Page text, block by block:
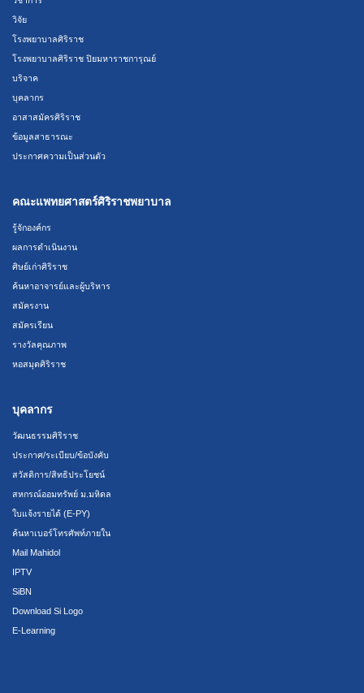
วิจัย
โรงพยาบาลศิริราช
โรงพยาบาลศิริราช ปิยมหาราชการุณย์
บริจาค
บุคลากร
อาสาสมัครศิริราช
ข้อมูลสาธารณะ
ประกาศความเป็นส่วนตัว
คณะแพทยศาสตร์ศิริราชพยาบาล
รู้จักองค์กร
ผลการดำเนินงาน
ศิษย์เก่าศิริราช
ค้นหาอาจารย์และผู้บริหาร
สมัครงาน
สมัครเรียน
รางวัลคุณภาพ
หอสมุดศิริราช
บุคลากร
วัฒนธรรมศิริราช
ประกาศ/ระเบียบ/ข้อบังคับ
สวัสดิการ/สิทธิประโยชน์
สหกรณ์ออมทรัพย์ ม.มหิดล
ใบแจ้งรายได้ (E-PY)
ค้นหาเบอร์โทรศัพท์ภายใน
Mail Mahidol
IPTV
SiBN
Download Si Logo
E-Learning